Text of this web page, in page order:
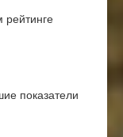
рейтинге
показатели